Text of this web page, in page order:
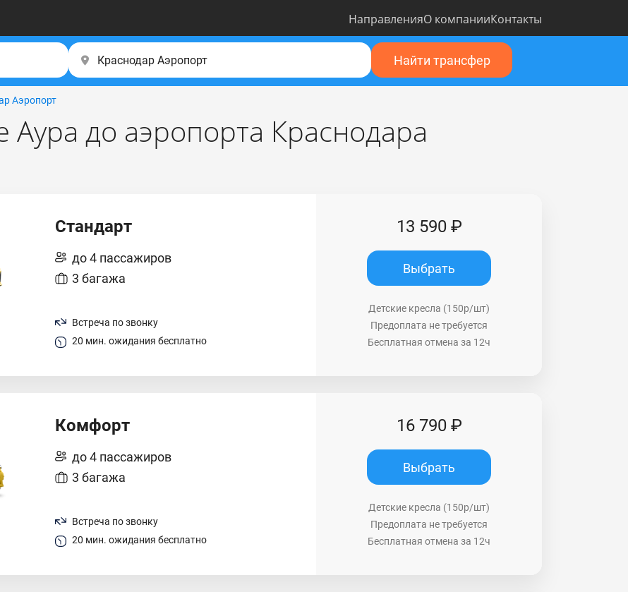
НаправленияО компанииКонтакты
Найти трансфер
Аэропорт
до аэропорта Краснодара
Стандарт
до 4 пассажиров
3 багажа
Встреча по звонку
20 мин. ожидания бесплатно
13 590 ₽
Выбрать
Детские кресла (150р/шт)
Предоплата не требуется
Бесплатная отмена за 12ч
Комфорт
до 4 пассажиров
3 багажа
Встреча по звонку
20 мин. ожидания бесплатно
16 790 ₽
Выбрать
Детские кресла (150р/шт)
Предоплата не требуется
Бесплатная отмена за 12ч